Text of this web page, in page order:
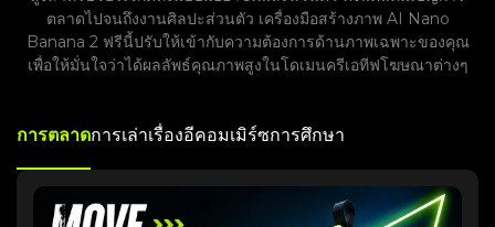
ตลาดไปจนถึงงานศิลปะส่วนตัว เครื่องมือสร้างภาพ AI Nano
Banana 2 ฟรีนี้ปรับให้เข้ากับความต้องการด้านภาพเฉพาะของคุณ
เพื่อให้มั่นใจว่าได้ผลลัพธ์คุณภาพสูงในโดเมนครีเอทีฟโฆษณาต่างๆ
การตลาดการเล่าเรื่องอีคอมเมิร์ซการศึกษา